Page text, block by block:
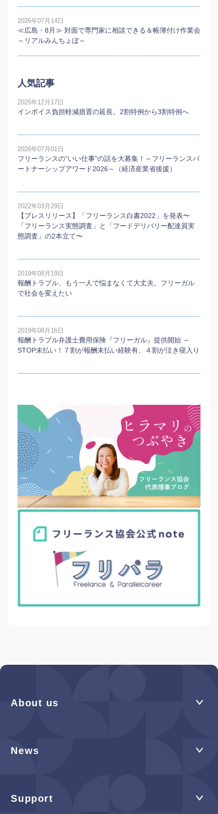
2026年07月14日
≪広島・8月≫ 対面で専門家に相談できる＆帳簿付け作業会
～リアルみんちょぼ～
人気記事
2025年12月17日
インボイス負担軽減措置の延長。2割特例から3割特例へ
2026年07月01日
フリーランスの”いい仕事”の話を大募集！～フリーランスパ
ートナーシップアワード2026～（経済産業省後援）
2022年03月29日
【プレスリリース】「フリーランス白書2022」を発表〜
「フリーランス実態調査」と「フードデリバリー配達員実
態調査」の2本⽴て〜
2019年08月19日
報酬トラブル、もう一人で悩まなくて大丈夫。フリーガル
で社会を変えたい
2019年08月16日
報酬トラブル弁護士費用保険『フリーガル』提供開始 ～
STOP未払い！７割が報酬未払い経験有、４割が泣き寝入り
About us
News
Support